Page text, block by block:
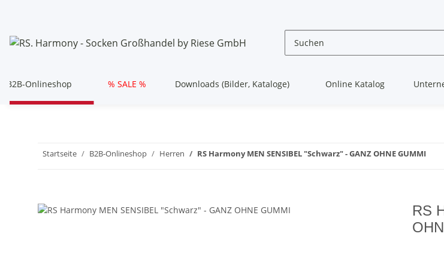
B2B-Onlineshop % SALE % Downloads (Bilder, Kataloge) Online Katalog
Startseite B2B-Onlineshop Herren RS Harmony MEN SENSIBEL "Schwarz" - GANZ OHNE GUMMI
RS